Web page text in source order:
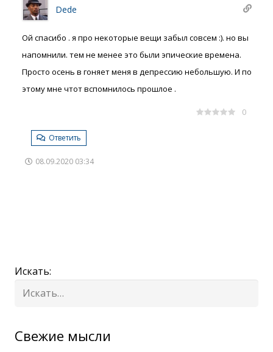
Dede
Ой спасибо . я про некоторые вещи забыл совсем :). но вы
напомнили. тем не менее это были эпические времена.
Просто осень в гоняет меня в депрессию небольшую. И по
этому мне чтот вспомнилось прошлое .
0
Ответить
08.09.2020 03:34
Искать:
Cвежие мысли